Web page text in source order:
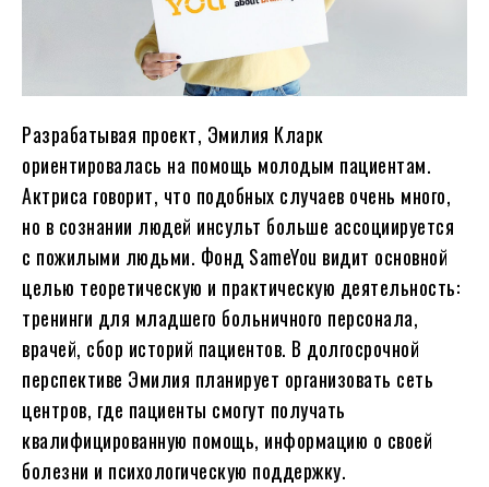
Разрабатывая проект, Эмилия Кларк
ориентировалась на помощь молодым пациентам.
Актриса говорит, что подобных случаев очень много,
но в сознании людей инсульт больше ассоциируется
с пожилыми людьми. Фонд SameYou видит основной
целью теоретическую и практическую деятельность:
тренинги для младшего больничного персонала,
врачей, сбор историй пациентов. В долгосрочной
перспективе Эмилия планирует организовать сеть
центров, где пациенты смогут получать
квалифицированную помощь, информацию о своей
болезни и психологическую поддержку.